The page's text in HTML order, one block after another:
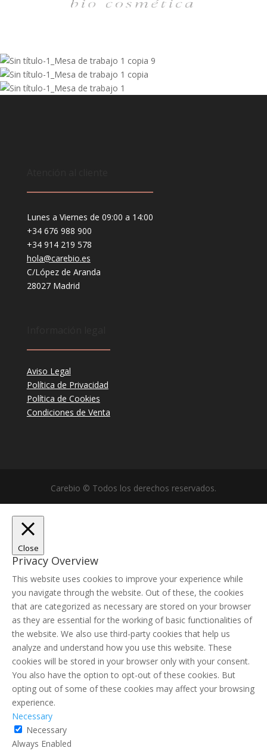
Lunes a Viernes de 09:00 a 14:00
+34 676 988 900
+34 914 219 578
hola@carebio.es
C/López de Aranda
28027 Madrid
Aviso Legal
Política de Privacidad
Política de Cookies
Condiciones de Venta
Carebio © Todos los derechos reservados.
Close
Privacy Overview
This website uses cookies to improve your experience while
you navigate through the website. Out of these, the cookies
that are categorized as necessary are stored on your browser
as they are essential for the working of basic functionalities of
the website. We also use third-party cookies that help us
analyze and understand how you use this website. These
cookies will be stored in your browser only with your consent.
You also have the option to opt-out of these cookies. But
opting out of some of these cookies may affect your browsing
experience.
Necessary
Necessary
Always Enabled